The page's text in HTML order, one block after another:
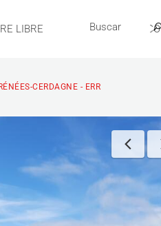
LIBRE PRÁCTICO
CERDAGNE - ERR